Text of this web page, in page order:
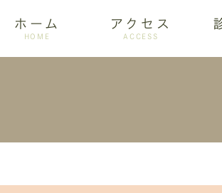
ホーム
HOME
アクセス
ACCESS
訪問歯科 歯周病 ホ
設備紹介 アクセス
グ